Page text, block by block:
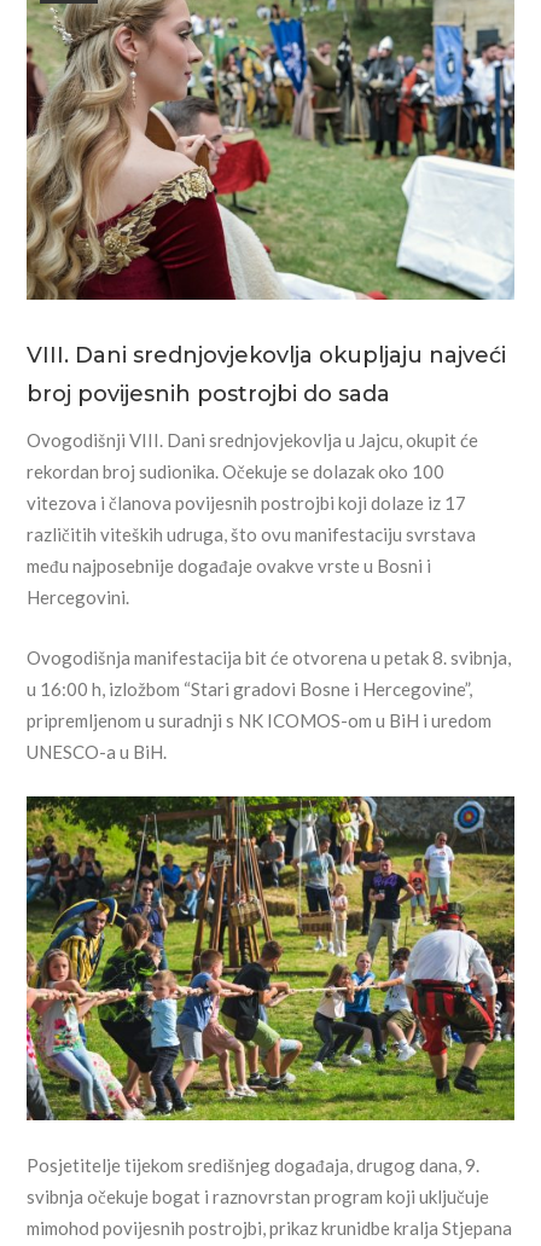
VIII. Dani srednjovjekovlja okupljaju najveći
broj povijesnih postrojbi do sada
Ovogodišnji VIII. Dani srednjovjekovlja u Jajcu, okupit će
rekordan broj sudionika. Očekuje se dolazak oko 100
vitezova i članova povijesnih postrojbi koji dolaze iz 17
različitih viteških udruga, što ovu manifestaciju svrstava
među najposebnije događaje ovakve vrste u Bosni i
Hercegovini.
Ovogodišnja manifestacija bit će otvorena u petak 8. svibnja,
u 16:00 h, izložbom “Stari gradovi Bosne i Hercegovine”,
pripremljenom u suradnji s NK ICOMOS-om u BiH i uredom
UNESCO-a u BiH.
Posjetitelje tijekom središnjeg događaja, drugog dana, 9.
svibnja očekuje bogat i raznovrstan program koji uključuje
mimohod povijesnih postrojbi, prikaz krunidbe kralja Stjepana